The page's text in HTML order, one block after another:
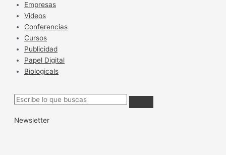
Empresas
Videos
Conferencias
Cursos
Publicidad
Papel Digital
Biologicals
Newsletter